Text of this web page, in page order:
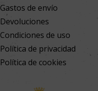
Gastos de envío
Devoluciones
Condiciones de uso
Política de privacidad
Política de cookies